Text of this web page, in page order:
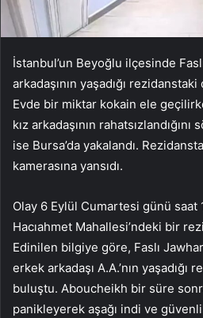
İstanbul’un Beyoğlu ilçesinde
arkadaşının yaşadığı
Evde bir miktar kokain ele
kız arkadaşının
ise Bursa’da yakalandı.
kamerasına yansıdı.
Olay 6 Eylül Cumartesi günü saat
Hacıahmet Mahallesi’ndeki bir
Edinilen bilgiye göre, Faslı
erkek arkadaşı A.A.’nın yaşadığı
buluştu. Aboucheikh bir süre
panikleyerek aşağı indi ve